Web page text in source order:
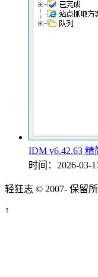
IDM v6.42.63
时间：2026-03-
轻狂志 © 2007- 保留
↑